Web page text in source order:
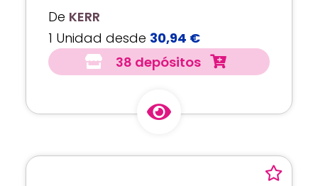
De KERR
1 Unidad desde 30,94 €
38 depósitos